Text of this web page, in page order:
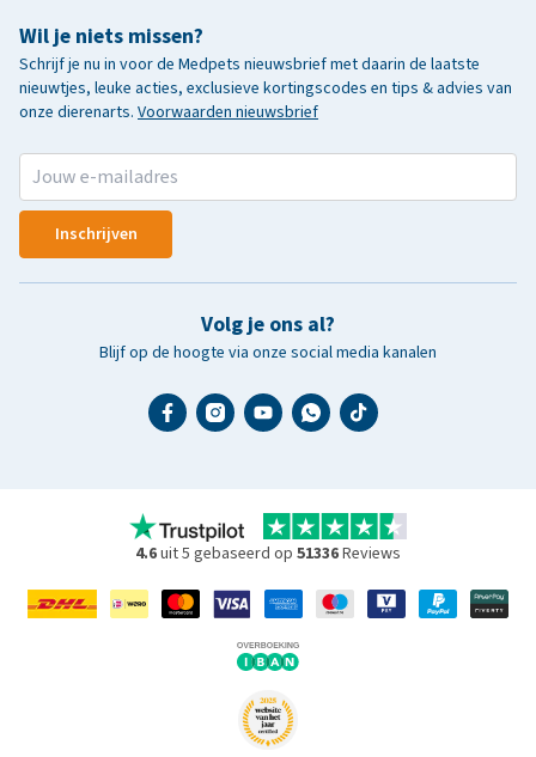
Wil je niets missen?
Schrijf je nu in voor de Medpets nieuwsbrief met daarin de laatste
nieuwtjes, leuke acties, exclusieve kortingscodes en tips & advies van
onze dierenarts. Voorwaarden nieuwsbrief
Inschrijven
Volg je ons al?
Blijf op de hoogte via onze social media kanalen
4.6uit 5 gebaseerd op 51336Reviews